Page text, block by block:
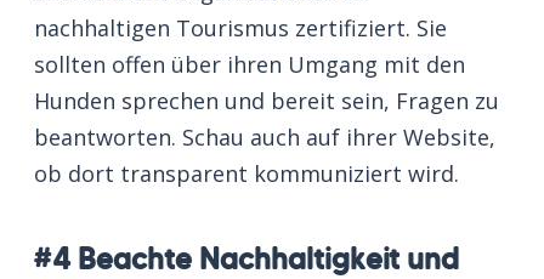
nachhaltigen Tourismus zertifiziert. Sie
sollten offen über ihren Umgang mit den
Hunden sprechen und bereit sein, Fragen zu
beantworten. Schau auch auf ihrer Website,
ob dort transparent kommuniziert wird.
#4 Beachte Nachhaltigkeit und